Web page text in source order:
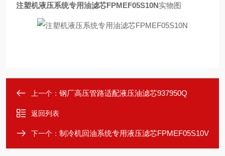
注塑机液压系统专用油滤芯FPMEF05S10N实物图
上一个： 钢厂高压管路适配液压油滤芯937950Q
返回列表
下一个： 制冷机回油系统专用液压滤芯FPMEF05S10V